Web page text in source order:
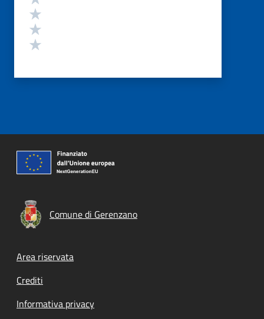
Comune di Gerenzano
Footer menu
Area riservata
Crediti
Informativa privacy